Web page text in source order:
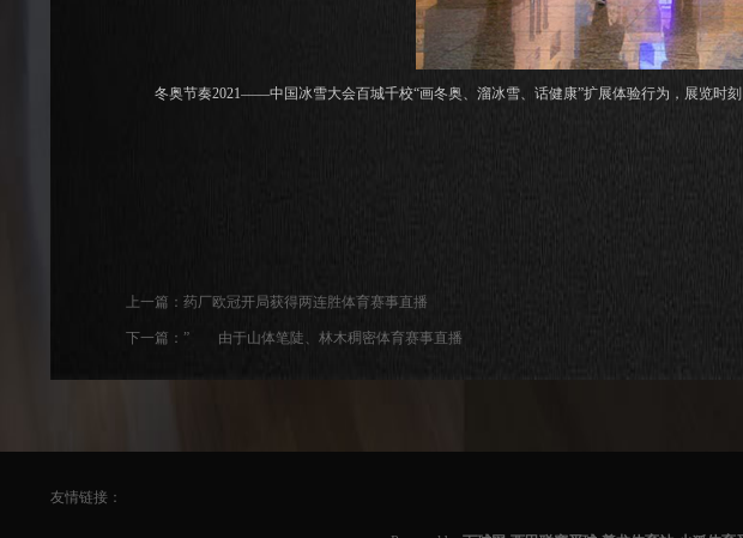
冬奥节奏2021——中国冰雪大会百城千校“画冬奥、溜冰雪、话健康”扩展体验行为，展览时刻
上一篇： 药厂欧冠开局获得两连胜体育赛事直播
下一篇： ” 由于山体笔陡、林木稠密体育赛事直播
友情链接：